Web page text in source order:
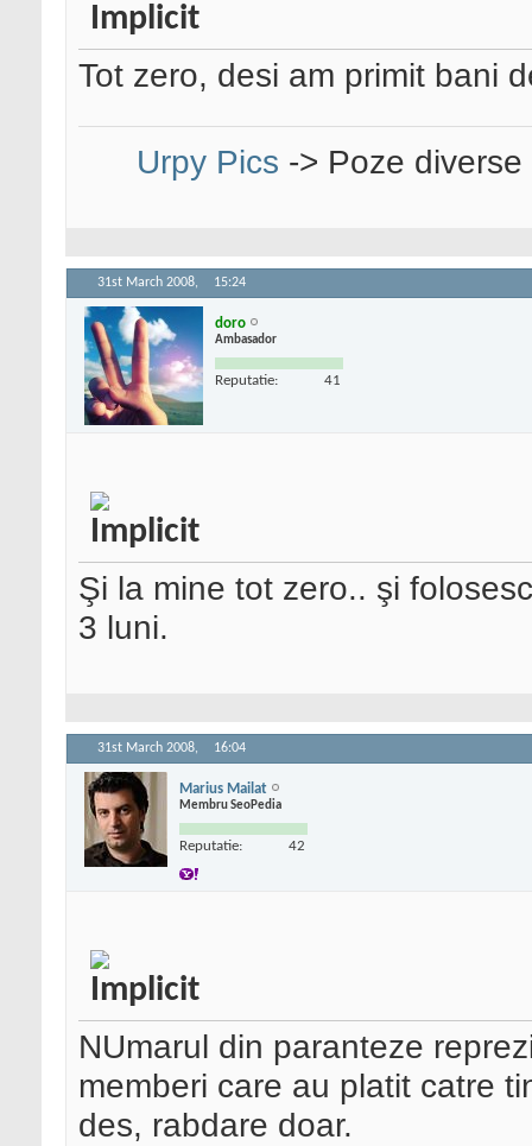
Tot zero, desi am primit bani
Urpy Pics -> Poze
31st March 2008, 15:24
doro
Ambasador
Reputatie: 41
Şi la mine tot zero.. şi
3 luni.
31st March 2008, 16:04
Marius Mailat
Membru SeoPedia
Reputatie: 42
NUmarul din paranteze
memberi care au platit catre
des, rabdare doar.